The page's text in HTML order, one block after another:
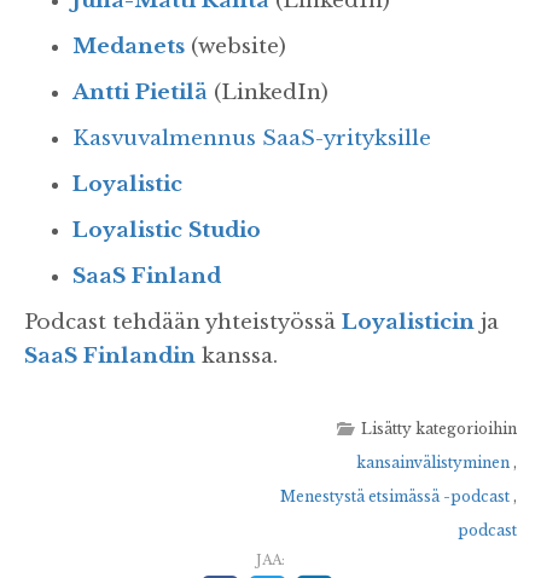
Medanets (website)
Antti Pietilä (LinkedIn)
Kasvuvalmennus SaaS-yrityksille
Loyalistic
Loyalistic Studio
SaaS Finland
Podcast tehdään yhteistyössä Loyalisticin ja
SaaS Finlandin kanssa.
Lisätty kategorioihin
kansainvälistyminen ,
Menestystä etsimässä -podcast ,
podcast
JAA: